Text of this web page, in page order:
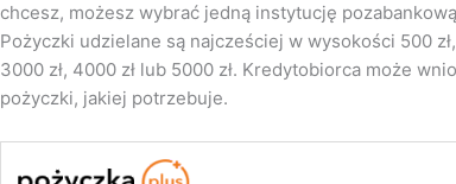
chcesz, możesz wybrać jedną instytucję
Pożyczki udzielane są najcześciej w wysokości 500 zł,
3000 zł, 4000 zł lub 5000 zł. Kredytobiorca może
pożyczki, jakiej potrzebuje.